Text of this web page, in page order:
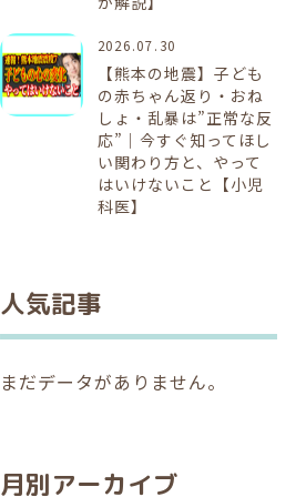
2026.07.30
【熊本の地震】子ども
の赤ちゃん返り・おね
しょ・乱暴は”正常な反
応”｜今すぐ知ってほし
い関わり方と、やって
はいけないこと【小児
科医】
人気記事
まだデータがありません。
月別アーカイブ